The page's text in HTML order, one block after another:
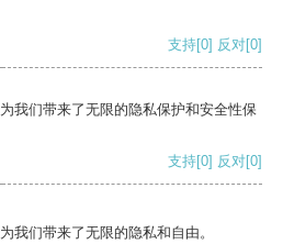
支持[0] 反对[0]
我们带来了无限的隐私保护和安全性保
支持[0] 反对[0]
我们带来了无限的隐私和自由。